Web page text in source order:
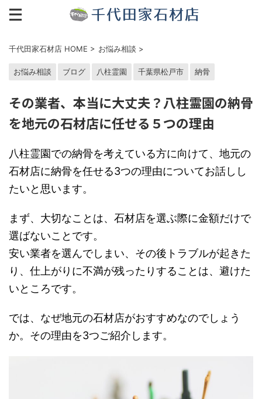
千代田家石材店 HOME > お悩み相談 >
お悩み相談 ブログ 八柱霊園 千葉県松戸市 納骨
その業者、本当に大丈夫？八柱霊園の納骨
を地元の石材店に任せる５つの理由
八柱霊園での納骨を考えている方に向けて、地元の
石材店に納骨を任せる3つの理由についてお話しし
たいと思います。
まず、大切なことは、石材店を選ぶ際に金額だけで
選ばないことです。
安い業者を選んでしまい、その後トラブルが起きた
り、仕上がりに不満が残ったりすることは、避けた
いところです。
では、なぜ地元の石材店がおすすめなのでしょう
か。その理由を3つご紹介します。